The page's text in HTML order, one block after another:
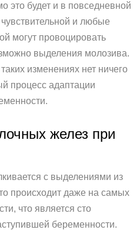
это будет и в повседневной
и любые
могут провоцировать
выделения молозива.
изменениях нет ничего
процесс адаптации
желез при
с выделениями из
происходит даже на самых
что является сто
беременности.